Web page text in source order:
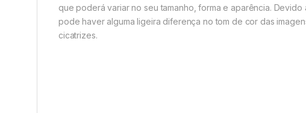
que poderá variar no seu tamanho, forma e aparência.
pode haver alguma ligeira diferença no tom de cor das
cicatrizes.